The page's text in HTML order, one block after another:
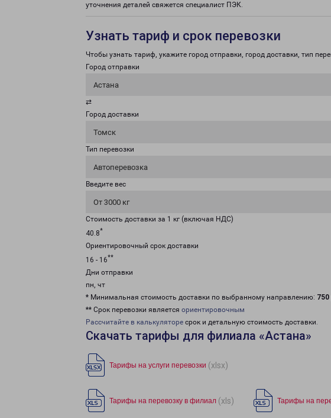
уточнения деталей свяжется специалист ПЭК.
Узнать тариф и срок перевозки
Чтобы узнать тариф, укажите город отправки, город доставки, тип
Город отправки
Астана
⇄
Город доставки
Томск
Тип перевозки
Автоперевозка
Введите вес
От 3000 кг
Стоимость доставки за 1 кг (включая НДС)
40.8*
Ориентировочный срок доставки
16 - 16**
Дни отправки
пн, чт
* Минимальная стоимость доставки по выбранному направлению: 750
** Срок перевозки является ориентировочным
Рассчитайте в калькуляторе срок и детальную стоимость доставки.
Скачать тарифы для филиала «Астана»
Тарифы на услуги перевозки (xlsx)
Тарифы на перевозку в филиал (xls) Тарифы на